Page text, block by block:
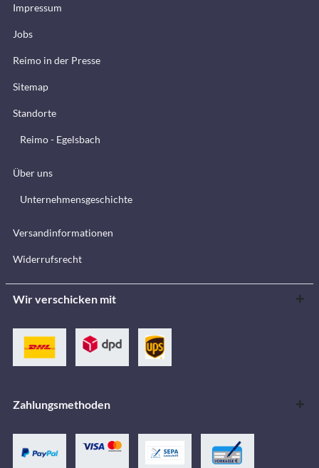
Impressum
Jobs
Reimo in der Presse
Sitemap
Standorte
Reimo - Egelsbach
Über uns
Unternehmensgeschichte
Versandinformationen
Widerrufsrecht
Wir verschicken mit
Zahlungsmethoden